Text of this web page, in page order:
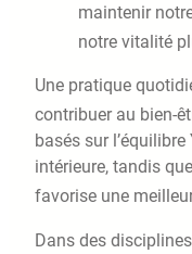
maintenir
notre vitalité
Une pratique
contribuer au bien-
basés sur
intérieure, tandis
favorise une
Dans des